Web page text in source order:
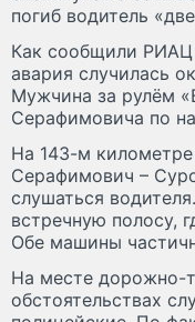
погиб водитель
Как сообщили РИАЦ
авария случилась
Мужчина за рулём
Серафимовича по
На 143-м
Серафимович –
слушаться
встречную полосу,
Обе машины
На месте дорожно-
обстоятельствах